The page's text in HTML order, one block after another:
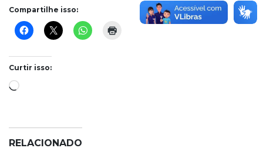
Compartilhe isso:
Curtir isso:
Carregando...
RELACIONADO